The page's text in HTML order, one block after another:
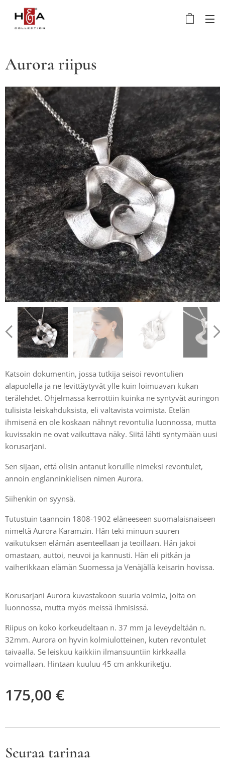
Aurora riipus
Katsoin dokumentin, jossa tutkija seisoi revontulien
alapuolella ja ne levittäytyvät ylle kuin loimuavan kukan
terälehdet. Ohjelmassa kerrottiin kuinka ne syntyvät auringon
tulisista leiskahduksista, eli valtavista voimista. Etelän
ihmisenä en ole koskaan nähnyt revontulia luonnossa, mutta
kuvissakin ne ovat vaikuttava näky. Siitä lähti syntymään uusi
korusarjani.
Sen sijaan, että olisin antanut koruille nimeksi revontulet,
annoin englanninkielisen nimen Aurora.
Siihenkin on syynsä.
Tutustuin taannoin 1808-1902 eläneeseen suomalaisnaiseen
nimeltä Aurora Karamzin. Hän teki minuun suuren
vaikutuksen elämän asenteellaan ja teoillaan. Hän jakoi
omastaan, auttoi, neuvoi ja kannusti. Hän eli pitkän ja
vaiherikkaan elämän Suomessa ja Venäjällä keisarin hovissa.
Korusarjani Aurora kuvastakoon suuria voimia, joita on
luonnossa, mutta myös meissä ihmisissä.
Riipus on koko korkeudeltaan n. 37 mm ja leveydeltään n.
32mm. Aurora on hyvin kolmiulotteinen, kuten revontulet
taivaalla. Se leiskuu kaikkiin ilmansuuntiin kirkkaalla
voimallaan. Hintaan kuuluu 45 cm ankkuriketju.
175,00 €
Seuraa tarinaa